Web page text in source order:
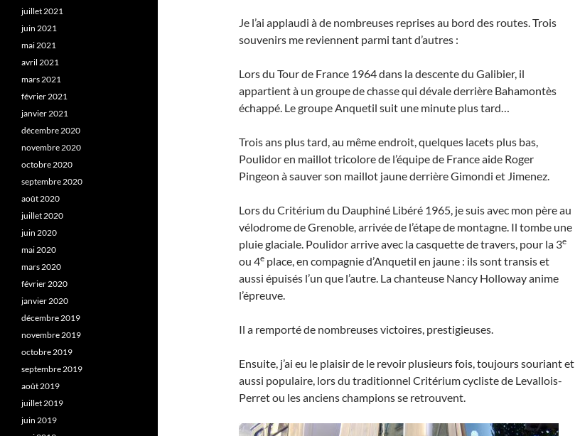
Je l’ai applaudi à de nombreuses reprises au bord des routes. Trois
souvenirs me reviennent parmi tant d’autres :
Lors du Tour de France 1964 dans la descente du Galibier, il
appartient à un groupe de chasse qui dévale derrière Bahamontès
échappé. Le groupe Anquetil suit une minute plus tard…
Trois ans plus tard, au même endroit, quelques lacets plus bas,
Poulidor en maillot tricolore de l’équipe de France aide Roger
Pingeon à sauver son maillot jaune derrière Gimondi et Jimenez.
Lors du Critérium du Dauphiné Libéré 1965, je suis avec mon père au
vélodrome de Grenoble, arrivée de l’étape de montagne. Il tombe une
pluie glaciale. Poulidor arrive avec la casquette de travers, pour la 3e
ou 4e place, en compagnie d’Anquetil en jaune : ils sont transis et
aussi épuisés l’un que l’autre. La chanteuse Nancy Holloway anime
l’épreuve.
Il a remporté de nombreuses victoires, prestigieuses.
Ensuite, j’ai eu le plaisir de le revoir plusieurs fois, toujours souriant et
aussi populaire, lors du traditionnel Critérium cycliste de Levallois-
Perret ou les anciens champions se retrouvent.
juillet 2021
juin 2021
mai 2021
avril 2021
mars 2021
février 2021
janvier 2021
décembre 2020
novembre 2020
octobre 2020
septembre 2020
août 2020
juillet 2020
juin 2020
mai 2020
mars 2020
février 2020
janvier 2020
décembre 2019
novembre 2019
octobre 2019
septembre 2019
août 2019
juillet 2019
juin 2019